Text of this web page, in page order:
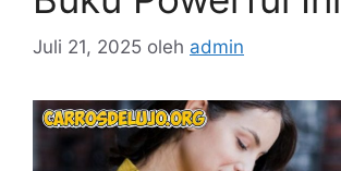
Juli 21, 2025 oleh admin